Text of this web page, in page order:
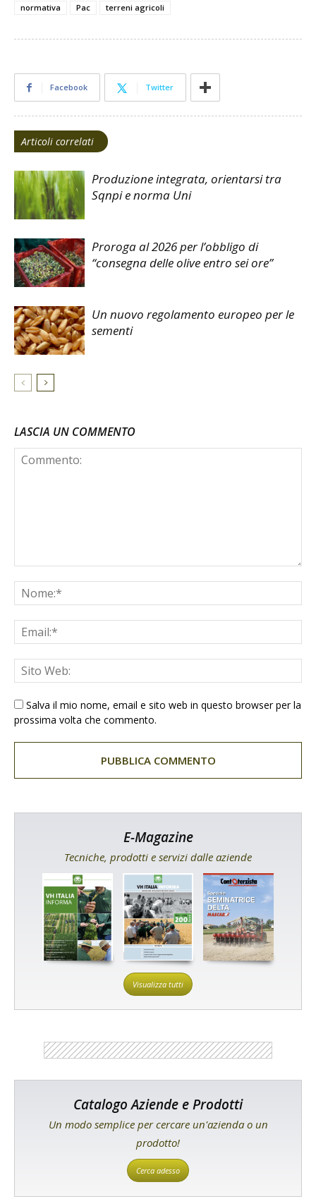
normativa
Pac terreni agricoli
Facebook Twitter
Articoli correlati
Produzione integrata, orientarsi tra
Sqnpi e norma Uni
Proroga al 2026 per l’obbligo di
“consegna delle olive entro sei ore”
Un nuovo regolamento europeo per le
sementi
LASCIA UN COMMENTO
Salva il mio nome, email e sito web in questo browser per la
prossima volta che commento.
E-Magazine
Tecniche, prodotti e servizi dalle aziende
Visualizza tutti
Catalogo Aziende e Prodotti
Un modo semplice per cercare un'azienda o un
prodotto!
Cerca adesso